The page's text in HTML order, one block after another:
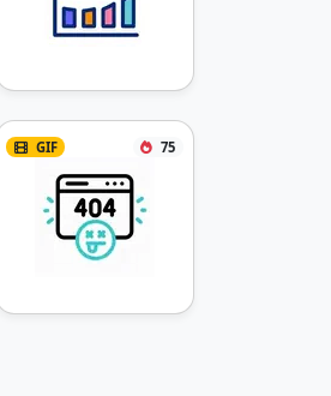
GIF 75